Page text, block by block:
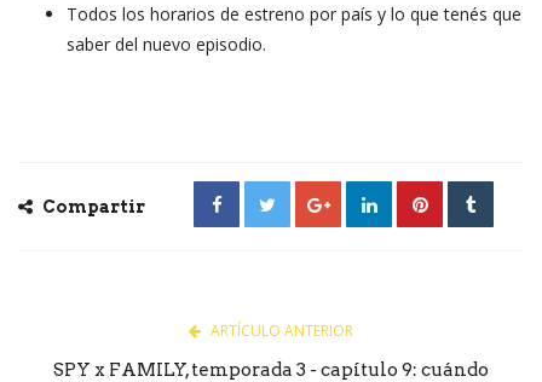
Todos los horarios de estreno por país y lo que tenés que
saber del nuevo episodio.
Compartir
ARTÍCULO ANTERIOR
SPY x FAMILY, temporada 3 - capítulo 9: cuándo